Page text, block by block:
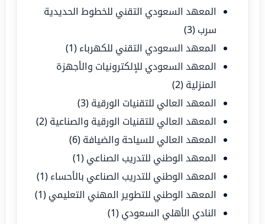
المعهد السعودي التقني للخطوط الحديدية
سرب (3)
المعهد السعودي التقني للكهرباء (1)
المعهد السعودي للإلكترونيات والأجهزة
المنزلية (2)
المعهد العالي للتقنيات الورقية (3)
المعهد العالي للتقنيات الورقية والصناعية (2)
المعهد العالي للسياحة والضيافة (6)
المعهد الوطني للتدريب الصناعي (1)
المعهد الوطني للتدريب الصناعي بالأحساء (1)
المعهد الوطني للتطوير المهني التعليمي (1)
النادي الأهلي السعودي (1)